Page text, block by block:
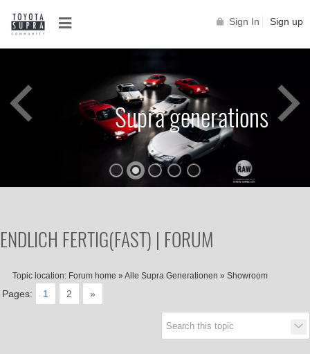
Sign In Sign up
Supra generations
ENDLICH FERTIG(FAST) | FORUM
Topic location: Forum home » Alle Supra Generationen » Showroom
Pages: 1 2 »